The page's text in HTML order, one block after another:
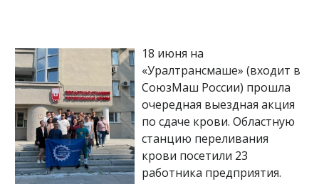
18 июня на
«Уралтрансмаше» (входит в
СоюзМаш России) прошла
очередная выездная акция
по сдаче крови. Областную
станцию переливания
крови посетили 23
работника предприятия.